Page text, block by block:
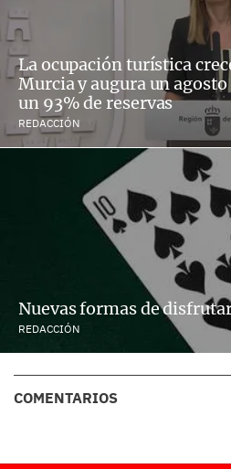
La ocupación turística
Murcia y augura un
un 93% de reservas
REDACCIÓN
Nuevas formas de
REDACCIÓN
COMENTARIOS